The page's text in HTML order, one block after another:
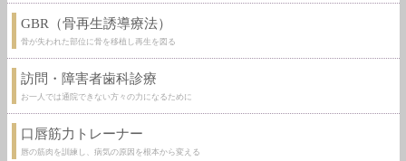
GBR（骨再生誘導療法）
骨が失われた部位に骨を移植し再生を図る
訪問・障害者歯科診療
お一人では通院できない方々の力になるために
口唇筋力トレーナー
唇の筋肉を訓練し、病気の原因を根本から変える